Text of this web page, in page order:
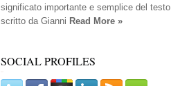
significato importante e semplice del testo
scritto da Gianni Read More »
SOCIAL PROFILES